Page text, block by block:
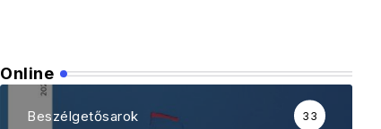
Online
Beszélgetősarok 33